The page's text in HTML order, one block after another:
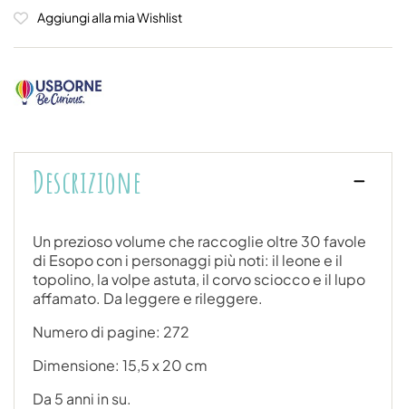
Aggiungi alla mia Wishlist
Descrizione
Un prezioso volume che raccoglie oltre 30 favole
di Esopo con i personaggi più noti: il leone e il
topolino, la volpe astuta, il corvo sciocco e il lupo
affamato. Da leggere e rileggere.
Numero di pagine: 272
Dimensione: 15,5 x 20 cm
Da 5 anni in su.